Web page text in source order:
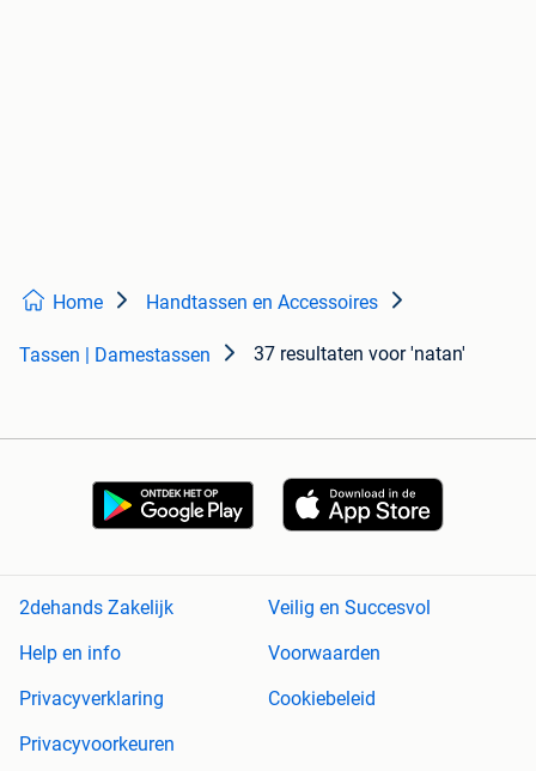
Home Handtassen en Accessoires
Tassen | Damestassen 37 resultaten voor 'natan'
2dehands Zakelijk
Veilig en Succesvol
Help en info
Voorwaarden
Privacyverklaring
Cookiebeleid
Privacyvoorkeuren